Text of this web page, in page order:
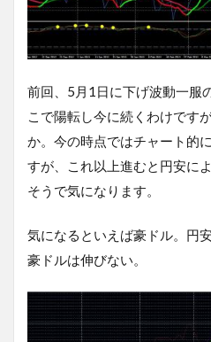
前回、5月1日に下げ波動一服
こで陽転し今に続くわけです
か。今の時点ではチャート的
すが、これ以上進むと円安に
そうで気になります。
気になるといえば豪ドル。円
豪ドルは伸びない。